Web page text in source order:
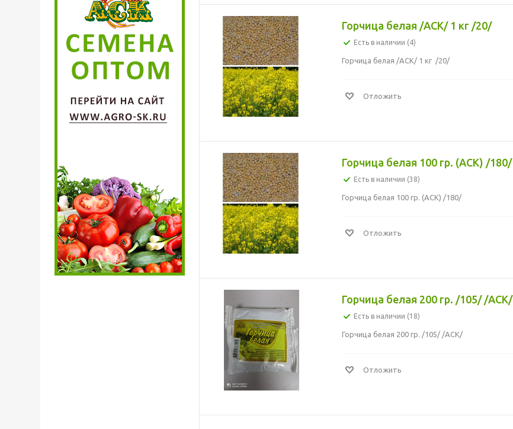
Горчица белая /АСК/ 1 кг /20/
Есть в наличии (4)
Горчица белая /АСК/ 1 кг /20/
Отложить
Горчица белая 100 гр. (АСК) /180/
Есть в наличии (38)
Горчица белая 100 гр. (АСК) /180/
Отложить
Горчица белая 200 гр. /105/ /АСК/
Есть в наличии (18)
Горчица белая 200 гр. /105/ /АСК/
Отложить